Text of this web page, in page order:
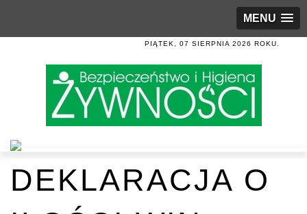
MENU
PIĄTEK, 07 SIERPNIA 2026 ROKU.
DEKLARACJA O